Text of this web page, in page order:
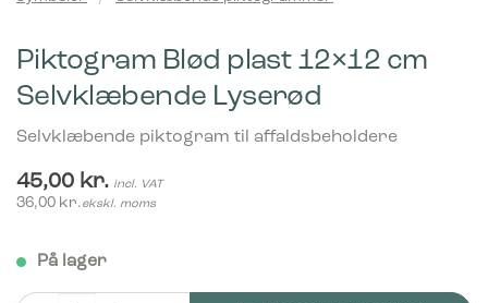
Piktogram Blød plast 12×12 cm
Selvklæbende Lyserød
Selvklæbende piktogram til affaldsbeholdere
45,00 kr. incl. VAT
36,00 kr.ekskl. moms
På lager